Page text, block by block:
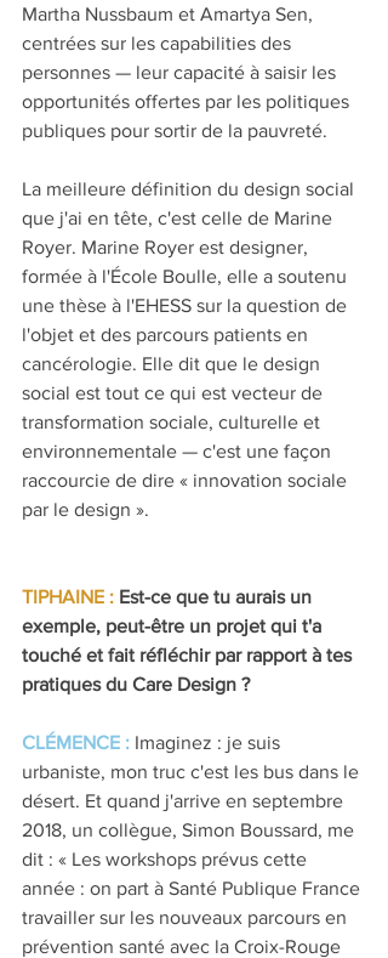
Martha Nussbaum et Amartya Sen,
centrées sur les capabilities des
personnes — leur capacité à saisir les
opportunités offertes par les politiques
publiques pour sortir de la pauvreté.
La meilleure définition du design social
que j'ai en tête, c'est celle de Marine
Royer. Marine Royer est designer,
formée à l'École Boulle, elle a soutenu
une thèse à l'EHESS sur la question de
l'objet et des parcours patients en
cancérologie. Elle dit que le design
social est tout ce qui est vecteur de
transformation sociale, culturelle et
environnementale — c'est une façon
raccourcie de dire « innovation sociale
par le design ».
TIPHAINE : Est-ce que tu aurais un
exemple, peut-être un projet qui t'a
touché et fait réfléchir par rapport à tes
pratiques du Care Design ?
CLÉMENCE : Imaginez : je suis
urbaniste, mon truc c'est les bus dans le
désert. Et quand j'arrive en septembre
2018, un collègue, Simon Boussard, me
dit : « Les workshops prévus cette
année : on part à Santé Publique France
travailler sur les nouveaux parcours en
prévention santé avec la Croix-Rouge